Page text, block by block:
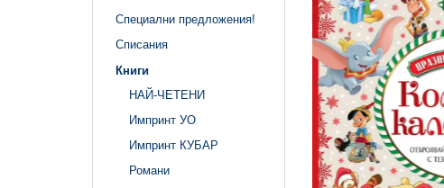
Специални предложения!
Списания
Книги
НАЙ-ЧЕТЕНИ
Импринт УО
Импринт КУБАР
Романи